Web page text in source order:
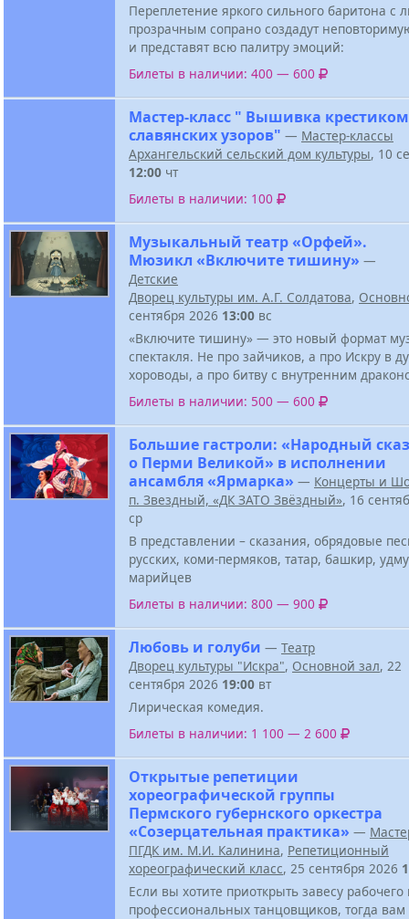
Переплетение яркого сильного баритона с
прозрачным сопрано создадут
и представят всю палитру эмоций:
Билеты в наличии: 400 — 600
Мастер-класс " Вышивка крестиком
славянских узоров" — Мастер-классы
Архангельский сельский дом культуры, 10
12:00 чт
Билеты в наличии: 100
Музыкальный театр «Орфей».
Мюзикл «Включите тишину» —
Детские
Дворец культуры им. А.Г. Солдатова,
сентября 2026 13:00 вс
«Включите тишину» — это новый формат
спектакля. Не про зайчиков, а про Искру в
хороводы, а про битву с внутренним
Билеты в наличии: 500 — 600
Большие гастроли: «Народный сказ
о Перми Великой» в исполнении
ансамбля «Ярмарка» — Концерты и
п. Звездный, «ДК ЗАТО Звёздный», 16
ср
В представлении – сказания, обрядовые
русских, коми-пермяков, татар, башкир,
марийцев
Билеты в наличии: 800 — 900
Любовь и голуби — Театр
Дворец культуры "Искра", Основной зал, 22
сентября 2026 19:00 вт
Лирическая комедия.
Билеты в наличии: 1 100 — 2 600
Открытые репетиции
хореографической группы
Пермского губернского оркестра
«Созерцательная практика» —
ПГДК им. М.И. Калинина, Репетиционный
хореографический класс, 25 сентября 2026
Если вы хотите приоткрыть завесу рабочего
профессиональных танцовщиков, тогда